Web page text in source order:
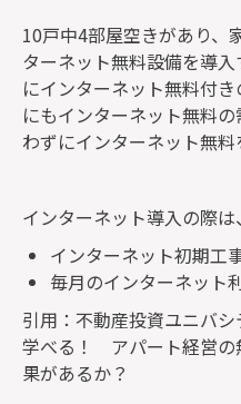
10戸中4部屋空きがあり、
ターネット無料設備を導
にインターネット無料付
にもインターネット無料
わずにインターネット無料
インターネット導入の際は
インターネット初期
毎月のインターネッ
引用：不動産投資ユニバ
学べる！ アパート経営の
果があるか？